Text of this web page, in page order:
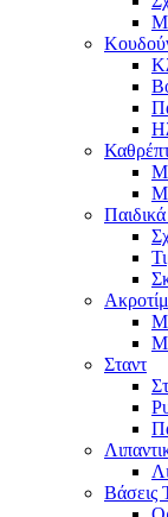
Σταντ
Βάσεις